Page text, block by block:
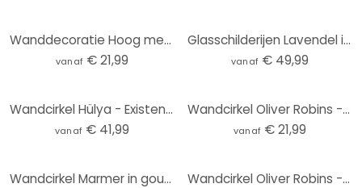
Wanddecoratie Hoog met de heteluchtballonnen - Goed Blauw - Alu-Dibond Rond
vanaf € 21,99
Glasschilderijen Lavendel in de Provence - rond
vanaf € 49,99
Wandcirkel Hülya - Existence
vanaf € 41,99
Wandcirkel Oliver Robins - Ark van Noach
vanaf € 21,99
Wandcirkel Marmer in goudgroen - Haase Wandcirkel Oliver Robins - Schattige Bosdiertjes